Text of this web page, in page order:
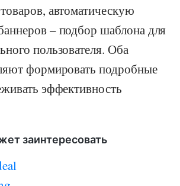
автоматическую
– подбор шаблона для
пользователя. Оба
формировать подробные
эффективность
заинтересовать